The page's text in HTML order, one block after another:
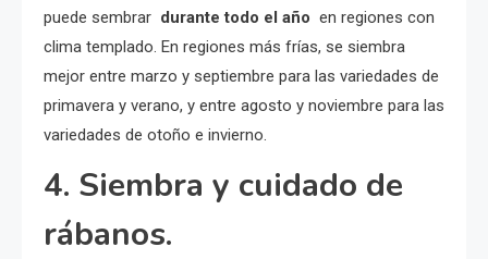
puede sembrar durante todo el año en regiones con
clima templado. En regiones más frías, se siembra
mejor entre marzo y septiembre para las variedades de
primavera y verano, y entre agosto y noviembre para las
variedades de otoño e invierno.
4. Siembra y cuidado de
rábanos.